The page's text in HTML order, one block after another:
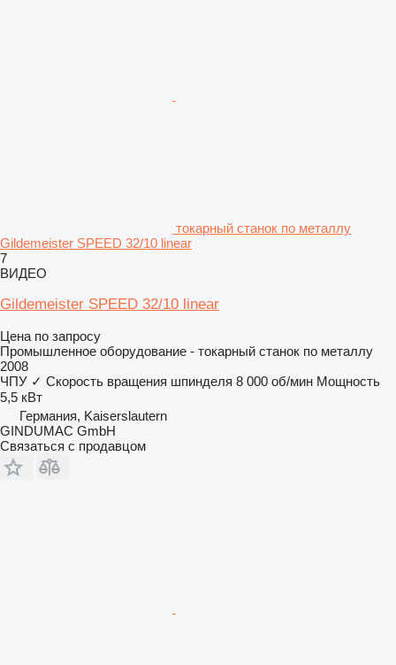
токарный станок по металлу
Gildemeister SPEED 32/10 linear
7
ВИДЕО
Gildemeister SPEED 32/10 linear
Цена по запросу
Промышленное оборудование - токарный станок по металлу
2008
ЧПУ ✓ Скорость вращения шпинделя 8 000 об/мин Мощность
5,5 кВт
Германия, Kaiserslautern
GINDUMAC GmbH
Связаться с продавцом